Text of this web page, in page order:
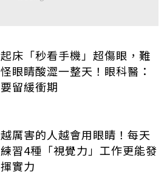
起床「秒看手機」超傷眼，難
怪眼睛酸澀一整天！眼科醫：
要留緩衝期
越厲害的人越會用眼睛！每天
練習4種「視覺力」工作更能發
揮實力